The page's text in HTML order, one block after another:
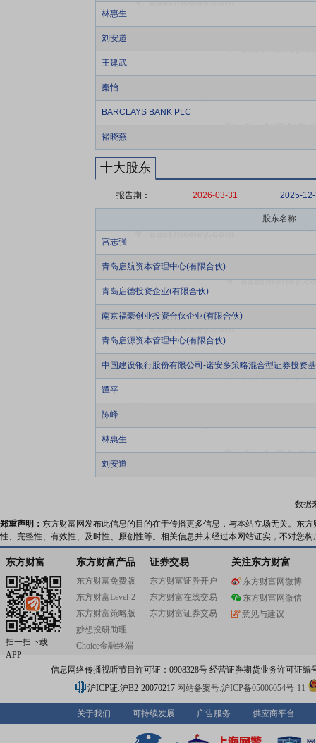
林惠生
刘安道
王建武
秦怡
BARCLAYS BANK PLC
褚晓燕
十大股东
报告期： 2026-03-31 2025-
股东名称
宫志强
青岛启航资本管理中心(有限合伙)
青岛启德投资企业(有限合伙)
南京福豪创业投资合伙企业(有限合伙)
青岛启源资本管理中心(有限合伙)
中国建设银行股份有限公司-诺安多策略混合型证券投资
谭平
陈峰
林惠生
刘安道
数据
郑重声明： 东方财富网发布此信息的目的在于传播更多信息，与本站立场无关。东
性、完整性、有效性、及时性、原创性等。相关信息并未经过本网站证实，不对您
东方财富
扫一扫下载
APP
东方财富产品
东方财富免费版
东方财富Level-2
东方财富策略版
妙想投研助理
Choice金融终端
证券交易
东方财富证券开户
东方财富在线交易
东方财富证券交易
关注东方财富
东方财富网微博
东方财富网微信
意见与建议
信息网络传播视听节目许可证：0908328号 经营证券期货业务许可证编
沪ICP证:沪B2-20070217 网站备案号:沪ICP备05006054号-11
关于我们 可持续发展 广告服务 供应商平台